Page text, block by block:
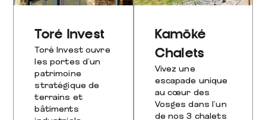
Toré Invest
Toré Invest ouvre
les portes d’un
patrimoine
stratégique de
terrains et
bâtiments
Kamōké
Chalets
Vivez une
escapade unique
au cœur des
Vosges dans l’un
de nos 3 chalets